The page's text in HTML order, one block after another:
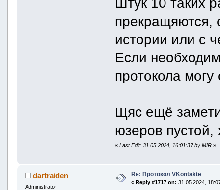
Штук 10 таких
прекращяются,
истории или с
Если
протокола могу
Щяс ещё
юзеров пустой,
«Last Edit: 31 05 2024, 16:01:37 by MIR »
dartraiden
Administrator
Re: Протокол VKontakte
« Reply #1717 on: 31 05 2024,